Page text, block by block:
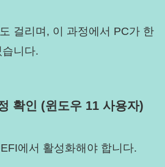
걸리며, 이 과정에서 PC가 한
니다.
확인 (윈도우 11 사용자)
에서 활성화해야 합니다.